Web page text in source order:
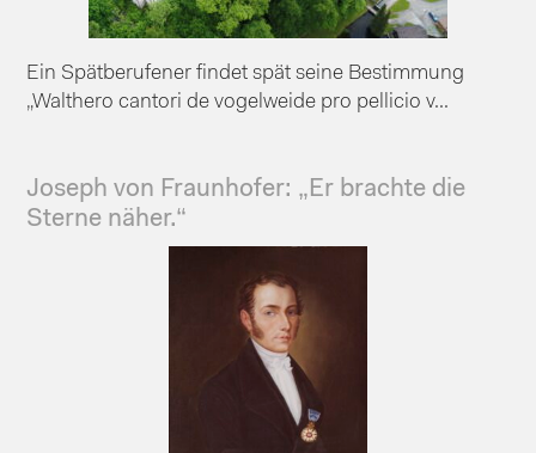
Ein Spätberufener findet spät seine Bestimmung
„Walthero cantori de vogelweide pro pellicio v...
Joseph von Fraunhofer: „Er brachte die
Sterne näher.“